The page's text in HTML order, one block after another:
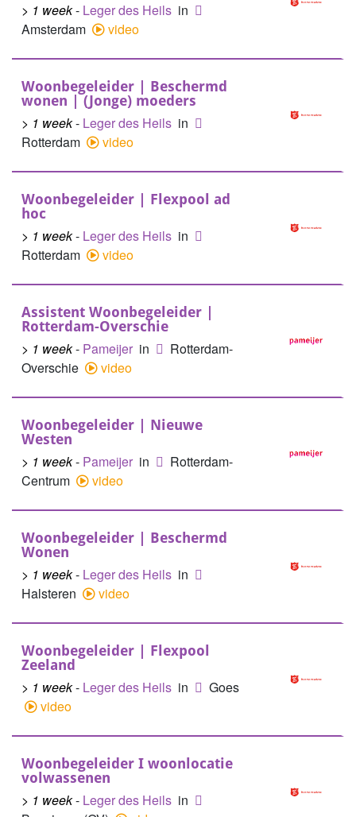
> 1 week- Leger des Heils in
Amsterdam
video
Woonbegeleider | Beschermd
wonen | (Jonge) moeders
> 1 week- Leger des Heils in
Rotterdam
video
Woonbegeleider | Flexpool ad
hoc
> 1 week- Leger des Heils in
Rotterdam
video
Assistent Woonbegeleider |
Rotterdam-Overschie
> 1 week- Pameijer in
Rotterdam-
Overschie
video
Woonbegeleider | Nieuwe
Westen
> 1 week- Pameijer in
Rotterdam-
Centrum
video
Woonbegeleider | Beschermd
Wonen
> 1 week- Leger des Heils in
Halsteren
video
Woonbegeleider | Flexpool
Zeeland
> 1 week- Leger des Heils in
Goes
video
Woonbegeleider I woonlocatie
volwassenen
> 1 week- Leger des Heils in